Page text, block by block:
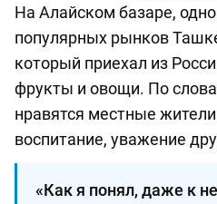
На Алайском базаре,
популярных рынков
который приехал из
фрукты и овощи. По
нравятся местные
воспитание, уважение
«Как я понял, даже к